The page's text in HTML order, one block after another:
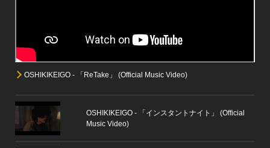
OSHIKIKEIGO - 「ReTake」 (Official Music Video)
OSHIKIKEIGO - 「インスタントナイト」 (Official
Music Video)